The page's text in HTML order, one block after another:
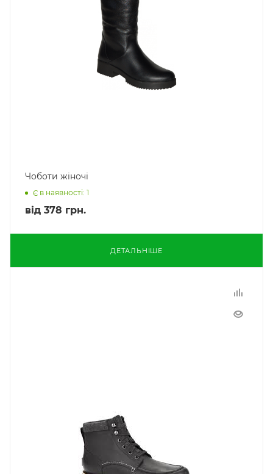
Чоботи жіночі
Є в наявності: 1
від 378 грн.
ДЕТАЛЬНІШЕ